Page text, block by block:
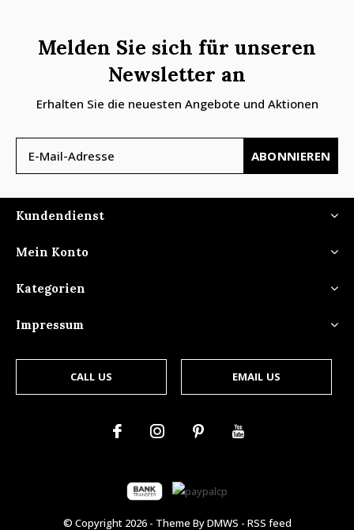
Melden Sie sich für unseren
Newsletter an
Erhalten Sie die neuesten Angebote und Aktionen
ABONNIEREN
Kundendienst
Mein Konto
Kategorien
Impressum
CALL US EMAIL US
© Copyright 2026- Theme ByDMWS - RSS feed